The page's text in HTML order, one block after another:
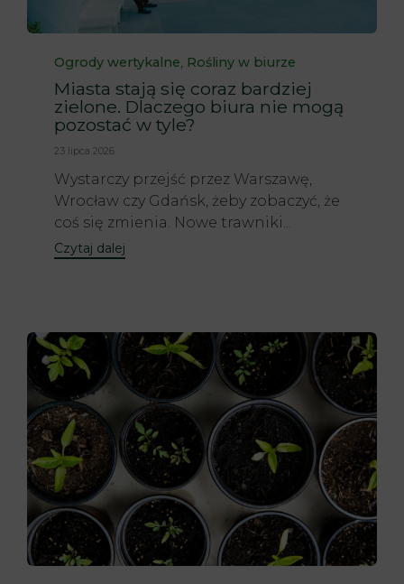
Category
Ogrody wertykalne, Rośliny w biurze
Miasta stają się coraz bardziej
zielone. Dlaczego biura nie mogą
pozostać w tyle?
23 lipca 2026
Wystarczy przejść przez Warszawę,
Wrocław czy Gdańsk, żeby zobaczyć, że
coś się zmienia. Nowe trawniki...
Czytaj dalej